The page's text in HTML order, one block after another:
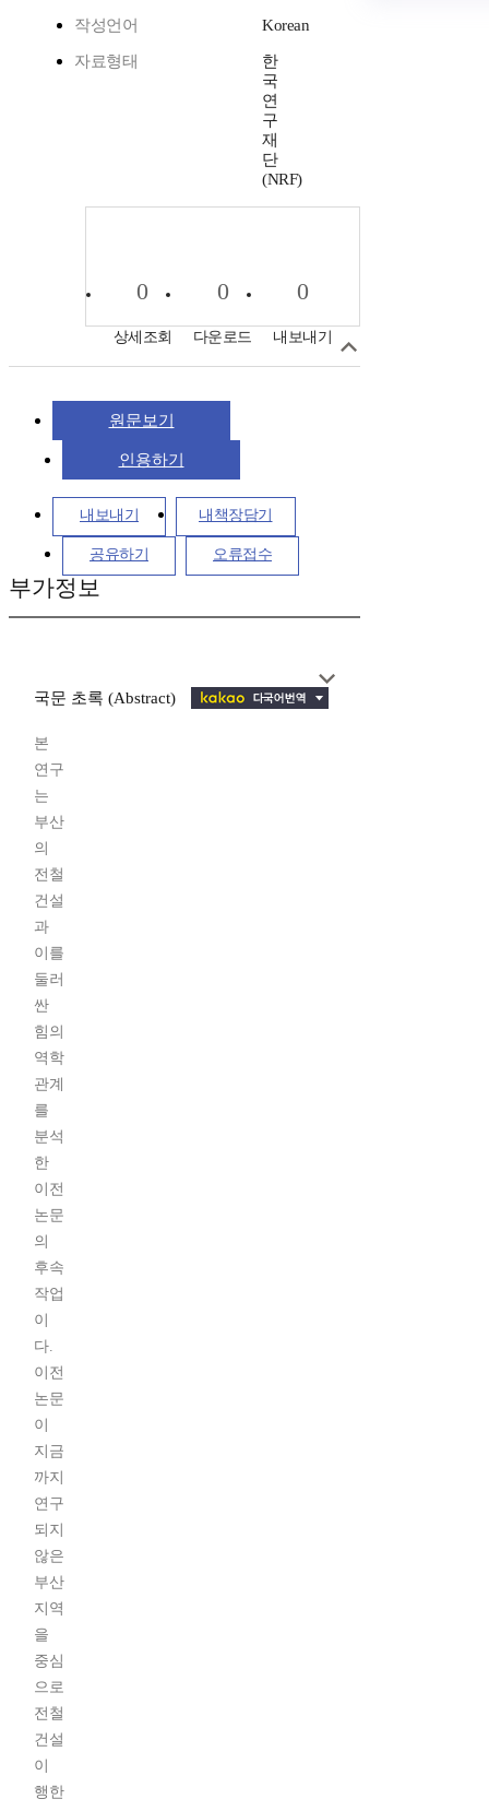
작성언어 Korean
자료형태
한
국
연
구
재
단
(NRF)
0
상세조회
0
다운로드
0
내보내기
원문보기
인용하기
내보내기 내책장담기
공유하기 오류접수
부가정보
국문 초록 (Abstract)
본
연구
는
부산
의
전철
건설
과
이를
둘러
싼
힘의
역학
관계
를
분석
한
이전
논문
의
후속
작업
이
다.
이전
논문
이
지금
까지
연구
되지
않은
부산
지역
을
중심
으로
전철
건설
이
행한